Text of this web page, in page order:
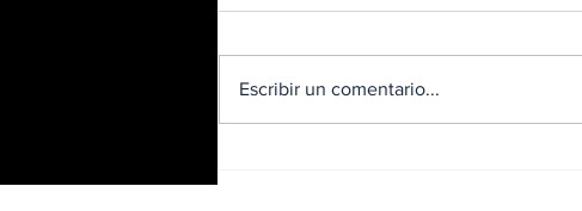
Escribir un comentario...